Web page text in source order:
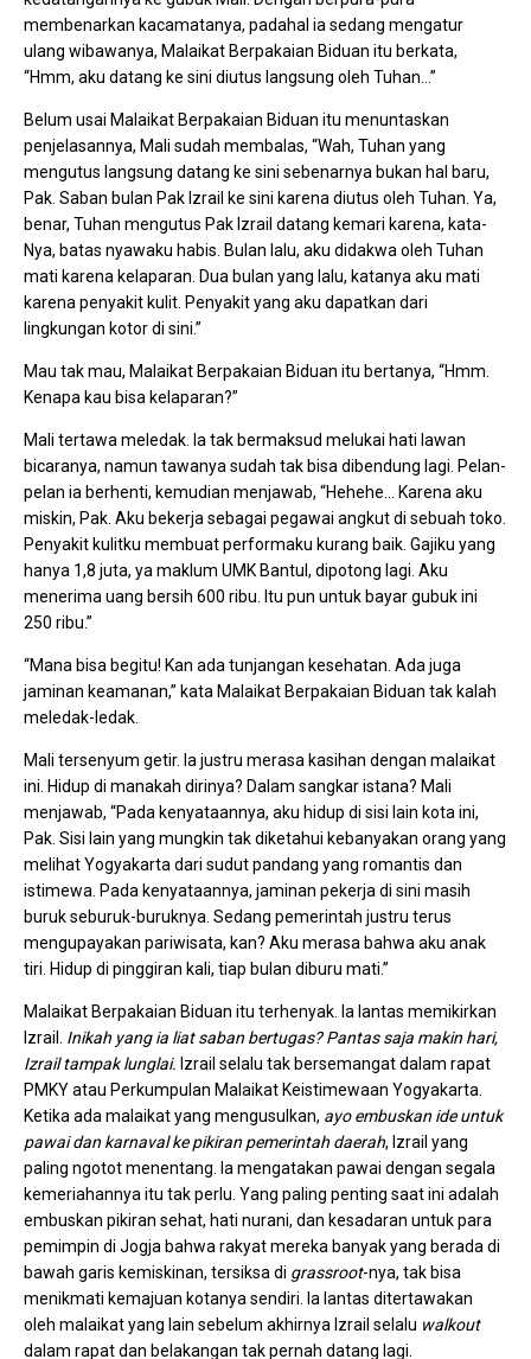
membenarkan kacamatanya, padahal ia sedang mengatur
ulang wibawanya, Malaikat Berpakaian Biduan itu berkata,
“Hmm, aku datang ke sini diutus langsung oleh Tuhan…”
Belum usai Malaikat Berpakaian Biduan itu menuntaskan
penjelasannya, Mali sudah membalas, “Wah, Tuhan yang
mengutus langsung datang ke sini sebenarnya bukan hal baru,
Pak. Saban bulan Pak Izrail ke sini karena diutus oleh Tuhan. Ya,
benar, Tuhan mengutus Pak Izrail datang kemari karena, kata-
Nya, batas nyawaku habis. Bulan lalu, aku didakwa oleh Tuhan
mati karena kelaparan. Dua bulan yang lalu, katanya aku mati
karena penyakit kulit. Penyakit yang aku dapatkan dari
lingkungan kotor di sini.”
Mau tak mau, Malaikat Berpakaian Biduan itu bertanya, “Hmm.
Kenapa kau bisa kelaparan?”
Mali tertawa meledak. Ia tak bermaksud melukai hati lawan
bicaranya, namun tawanya sudah tak bisa dibendung lagi. Pelan-
pelan ia berhenti, kemudian menjawab, “Hehehe… Karena aku
miskin, Pak. Aku bekerja sebagai pegawai angkut di sebuah toko.
Penyakit kulitku membuat performaku kurang baik. Gajiku yang
hanya 1,8 juta, ya maklum UMK Bantul, dipotong lagi. Aku
menerima uang bersih 600 ribu. Itu pun untuk bayar gubuk ini
250 ribu.”
“Mana bisa begitu! Kan ada tunjangan kesehatan. Ada juga
jaminan keamanan,” kata Malaikat Berpakaian Biduan tak kalah
meledak-ledak.
Mali tersenyum getir. Ia justru merasa kasihan dengan malaikat
ini. Hidup di manakah dirinya? Dalam sangkar istana? Mali
menjawab, “Pada kenyataannya, aku hidup di sisi lain kota ini,
Pak. Sisi lain yang mungkin tak diketahui kebanyakan orang yang
melihat Yogyakarta dari sudut pandang yang romantis dan
istimewa. Pada kenyataannya, jaminan pekerja di sini masih
buruk seburuk-buruknya. Sedang pemerintah justru terus
mengupayakan pariwisata, kan? Aku merasa bahwa aku anak
tiri. Hidup di pinggiran kali, tiap bulan diburu mati.”
Malaikat Berpakaian Biduan itu terhenyak. Ia lantas memikirkan
Izrail. Inikah yang ia liat saban bertugas? Pantas saja makin hari,
Izrail tampak lunglai. Izrail selalu tak bersemangat dalam rapat
PMKY atau Perkumpulan Malaikat Keistimewaan Yogyakarta.
Ketika ada malaikat yang mengusulkan, ayo embuskan ide untuk
pawai dan karnaval ke pikiran pemerintah daerah, Izrail yang
paling ngotot menentang. Ia mengatakan pawai dengan segala
kemeriahannya itu tak perlu. Yang paling penting saat ini adalah
embuskan pikiran sehat, hati nurani, dan kesadaran untuk para
pemimpin di Jogja bahwa rakyat mereka banyak yang berada di
bawah garis kemiskinan, tersiksa di grassroot-nya, tak bisa
menikmati kemajuan kotanya sendiri. Ia lantas ditertawakan
oleh malaikat yang lain sebelum akhirnya Izrail selalu walkout
dalam rapat dan belakangan tak pernah datang lagi.